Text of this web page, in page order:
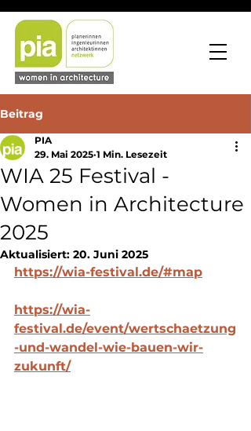
Beitrag
WIA 25 Festival -
Women in Architecture
2025
PIA
29. Mai 2025 1 Min. Lesezeit
Aktualisiert: 20. Juni 2025
https://wia-festival.de/#map
https://wia-
festival.de/event/wertschaetzung
-und-wandel-wie-bauen-wir-
zukunft/